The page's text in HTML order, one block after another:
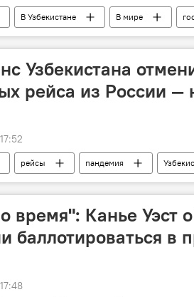
В Узбекистане В мире
Ситуация с узбекистанцами на
Узбекистана
рейса из России —
рейсы пандемия
время": Канье Уэст
баллотироваться в